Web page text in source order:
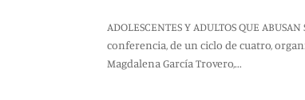
ADOLESCENTES Y ADULTOS QUE
conferencia, de un ciclo de cuatro,
Magdalena García Trovero,...